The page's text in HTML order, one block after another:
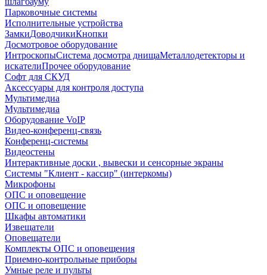
Парковочные системы
Исполнительные устройства
ЗамкиДоводчикиКнопки
Досмотровое оборудование
ИнтроскопыСистема досмотра днищаМеталлодетекторы и
искателиПрочее оборудование
Софт для СКУД
Аксессуары для контроля доступа
Мультимедиа
Мультимедиа
Оборудование VoIP
Видео-конференц-связь
Конференц-системы
Видеостены
Интерактивные доски , вывески и сенсорные экраны
Системы "Клиент - кассир" (интеркомы)
Микрофоны
ОПС и оповещение
ОПС и оповещение
Шкафы автоматики
Извещатели
Оповещатели
Комплекты ОПС и оповещения
Приемно-контрольные приборы
Умные реле и пульты